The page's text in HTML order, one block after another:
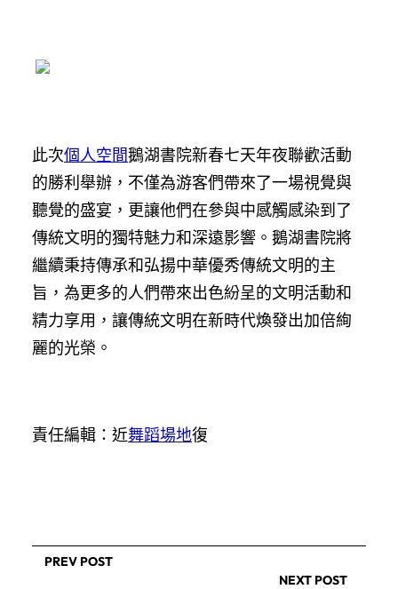
此次個人空間鵝湖書院新春七天年夜聯歡活動
的勝利舉辦，不僅為游客們帶來了一場視覺與
聽覺的盛宴，更讓他們在參與中感觸感染到了
傳統文明的獨特魅力和深遠影響。鵝湖書院將
繼續秉持傳承和弘揚中華優秀傳統文明的主
旨，為更多的人們帶來出色紛呈的文明活動和
精力享用，讓傳統文明在新時代煥發出加倍絢
麗的光榮。
責任編輯：近舞蹈場地復
PREV POST
NEXT POST